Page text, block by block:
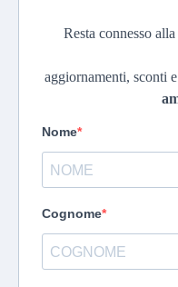
Resta connesso
aggiornamenti, sconti
Nome
Cognome